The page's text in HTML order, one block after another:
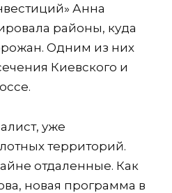
Анна
районы, куда
Одним из них
Киевского и
, уже
территорий.
отдаленные. Как
новая программа в